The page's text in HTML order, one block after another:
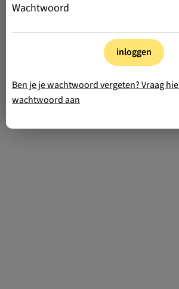
Wachtwoord
inloggen
Ben je je wachtwoord vergeten? Vraag
wachtwoord aan